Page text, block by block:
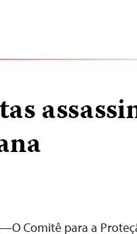
Comitê para a